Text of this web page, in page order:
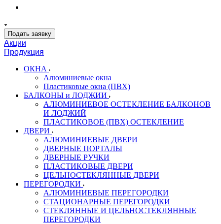
Подать заявку
Акции
Продукция
ОКНА
Алюминиевые окна
Пластиковые окна (ПВХ)
БАЛКОНЫ и ЛОДЖИИ
АЛЮМИНИЕВОЕ ОСТЕКЛЕНИЕ БАЛКОНОВ
И ЛОДЖИЙ
ПЛАСТИКОВОЕ (ПВХ) ОСТЕКЛЕНИЕ
ДВЕРИ
АЛЮМИНИЕВЫЕ ДВЕРИ
ДВЕРНЫЕ ПОРТАЛЫ
ДВЕРНЫЕ РУЧКИ
ПЛАСТИКОВЫЕ ДВЕРИ
ЦЕЛЬНОСТЕКЛЯННЫЕ ДВЕРИ
ПЕРЕГОРОДКИ
АЛЮМИНИЕВЫЕ ПЕРЕГОРОДКИ
СТАЦИОНАРНЫЕ ПЕРЕГОРОДКИ
СТЕКЛЯННЫЕ И ЦЕЛЬНОСТЕКЛЯННЫЕ
ПЕРЕГОРОДКИ